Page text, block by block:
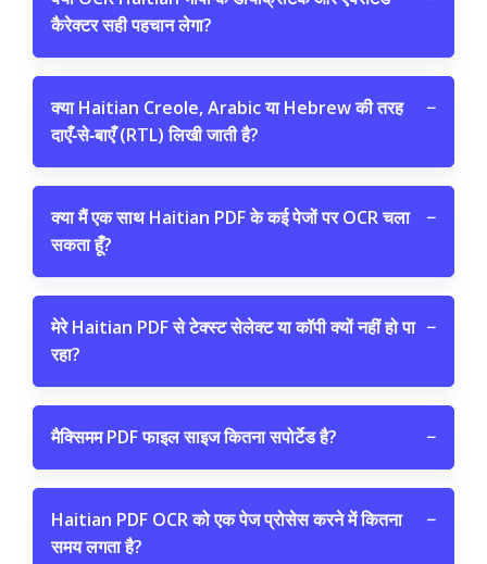
कैरेक्टर सही पहचान लेगा?
क्या Haitian Creole, Arabic या Hebrew की तरह
दाएँ‑से‑बाएँ (RTL) लिखी जाती है?
−
क्या मैं एक साथ Haitian PDF के कई पेजों पर OCR चला
सकता हूँ?
−
मेरे Haitian PDF से टेक्स्ट सेलेक्ट या कॉपी क्यों नहीं हो पा
रहा?
−
मैक्सिमम PDF फाइल साइज कितना सपोर्टेड है? −
Haitian PDF OCR को एक पेज प्रोसेस करने में कितना
समय लगता है?
−